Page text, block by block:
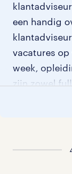
een handig
vacatures
week,
zijn zowel
om uit te
uitzicht op